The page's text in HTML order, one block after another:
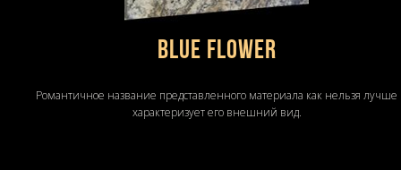
Blue Flower
Романтичное название представленного материала как нельзя лучше
характеризует его внешний вид.